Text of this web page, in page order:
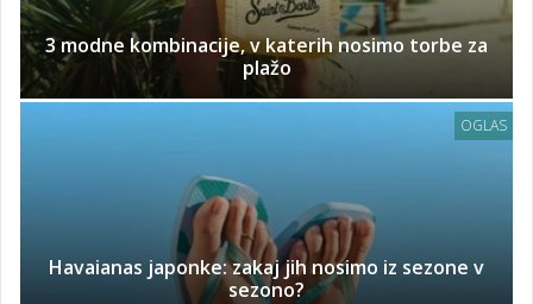
3 modne kombinacije, v katerih nosimo torbe za
plažo
OGLAS
Havaianas japonke: zakaj jih nosimo iz sezone v
sezono?